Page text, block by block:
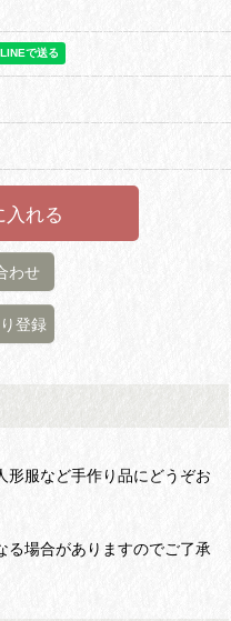
入れる
わせ
登録
形服など手作り品にどうぞお
る場合がありますのでご了承